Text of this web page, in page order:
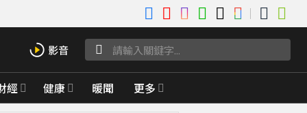
經 健康 暖聞 更多